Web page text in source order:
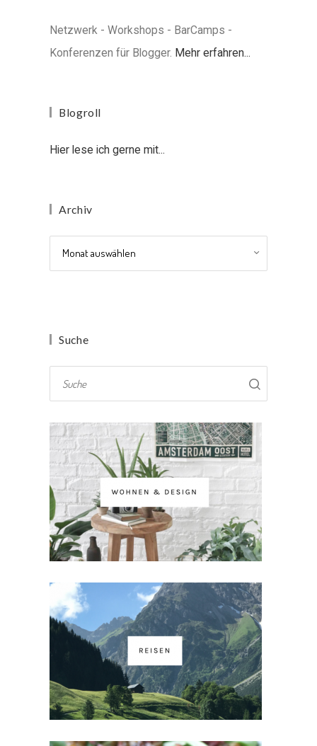
Netzwerk - Workshops - BarCamps -
Konferenzen für Blogger. Mehr erfahren...
Blogroll
Hier lese ich gerne mit...
Archiv
Suche